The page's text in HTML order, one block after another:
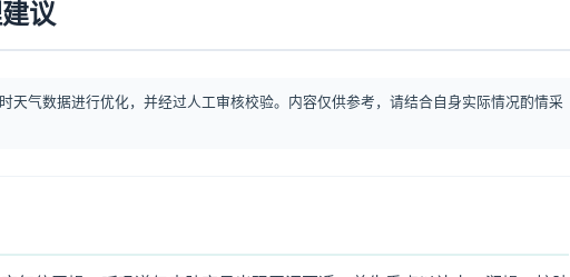
议
天气数据进行优化，并经过人工审核校验。内容仅供参考，请结合自身实际情况酌情采